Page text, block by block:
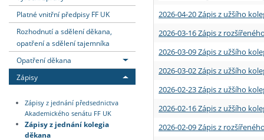
Platné vnitřní předpisy FF UK
Rozhodnutí a sdělení děkana,
opatření a sdělení tajemníka
Opatření děkana
Zápisy
Zápisy z jednání předsednictva
Akademického senátu FF UK
Zápisy z jednání kolegia
děkana
2026-04-20 Zápis z užšího
2026-03-16 Zápis z
2026-03-09 Zápis z užšího
2026-03-02 Zápis z užšího
2026-02-23 Zápis z užšího
2026-02-16 Zápis z užšího
2026-02-09 Zápis z